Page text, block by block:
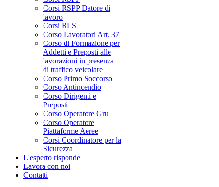
Corsi RSPP Datore di
lavoro
Corsi RLS
Corso Lavoratori Art. 37
Corso di Formazione per
Addetti e Preposti alle
lavorazioni in presenza
di traffico veicolare
Corso Primo Soccorso
Corso Antincendio
Corso Dirigenti e
Preposti
Corso Operatore Gru
Corso Operatore
Piattaforme Aeree
Corsi Coordinatore per la
Sicurezza
L'esperto risponde
Lavora con noi
Contatti